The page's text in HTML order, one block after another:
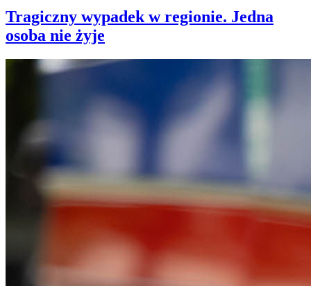
Tragiczny wypadek w regionie. Jedna
osoba nie żyje